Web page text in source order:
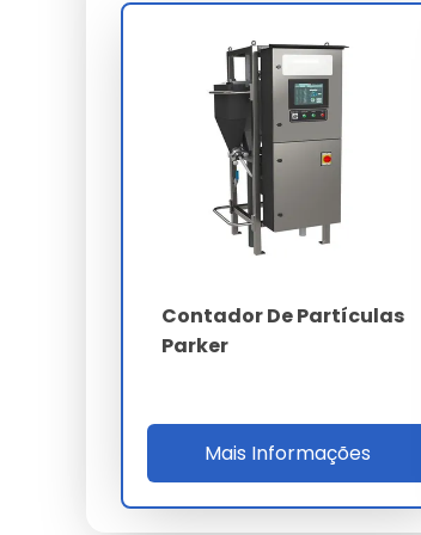
Calibrado com padrões
e 100 µm), o equipamento
recalibração obrigatória. A
automático para auditoria ISO
PARÂMETRO
Faixa
Classes ISO
Repetibilidade
Contador De Partículas
Parker
Mais Informações